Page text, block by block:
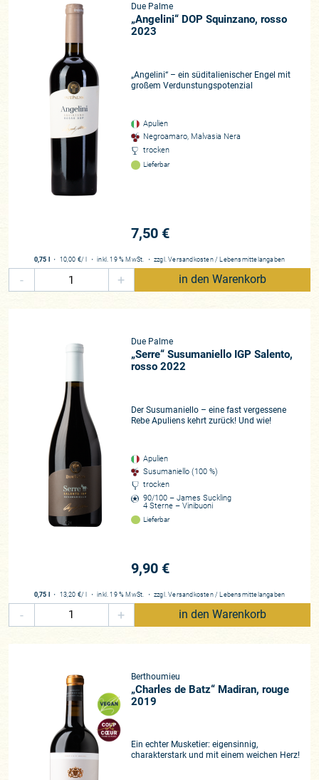
Due Palme
„Angelini“ DOP Squinzano, rosso
2023
„Angelini“ – ein süditalienischer Engel mit
großem Verdunstungspotenzial
Apulien
Negroamaro, Malvasia Nera
trocken
Lieferbar
7,50 €
0,75 l ・ 10,00 €/ l ・inkl. 19 % MwSt. ・ zzgl.Versandkosten / Lebensmittelangaben
- + in den Warenkorb
Due Palme
„Serre“ Susumaniello IGP Salento,
rosso 2022
Der Susumaniello – eine fast vergessene
Rebe Apuliens kehrt zurück! Und wie!
Apulien
Susumaniello (100 %)
trocken
90/100 – James Suckling
4 Sterne – Vinibuoni
Lieferbar
9,90 €
0,75 l ・ 13,20 €/ l ・inkl. 19 % MwSt. ・ zzgl.Versandkosten / Lebensmittelangaben
- + in den Warenkorb
Berthoumieu
„Charles de Batz“ Madiran, rouge
2019
Ein echter Musketier: eigensinnig,
charakterstark und mit einem weichen Herz!